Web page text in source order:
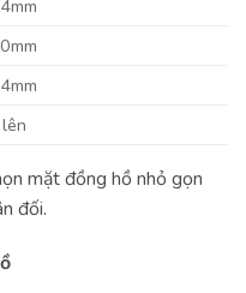
mặt đồng hồ nhỏ gọn
đối.